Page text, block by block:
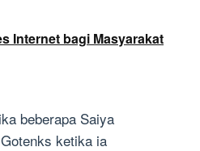
Internet bagi Masyarakat
beberapa Saiya
ketika ia